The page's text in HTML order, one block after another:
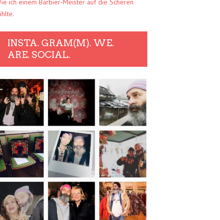
ich einem Barbier-Meister auf die Scheren
INSTA. GRAM(M). WE.
ARE. SOCIAL.